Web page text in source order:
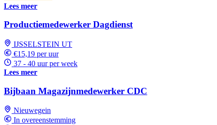
Lees meer
Productiemedewerker Dagdienst
IJSSELSTEIN UT
€15,19 per uur
37 - 40 uur per week
Lees meer
Bijbaan Magazijnmedewerker CDC
Nieuwegein
In overeenstemming